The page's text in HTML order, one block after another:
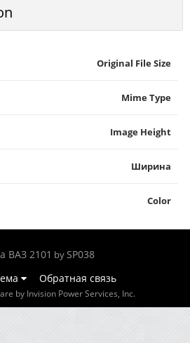
Original File Size
Mime Type
Image Height
Ширина
Color
ВАЗ 2101 by SP038
Обратная связь
by Invision Power Services, Inc.